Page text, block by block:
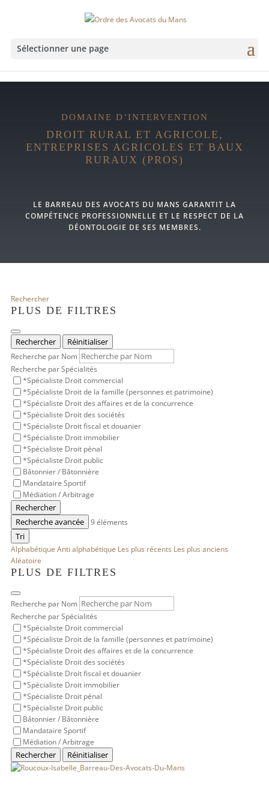
Sélectionner une page
DOMAINE D’INTERVENTION
DROIT RURAL ET AGRICOLE,
ENTREPRISES AGRICOLES ET BAUX
RURAUX (PROS)
LE BARREAU DES AVOCATS DU MANS GARANTIT LA
COMPÉTENCE PROFESSIONNELLE ET LE RESPECT DE LA
DÉONTOLOGIE DE SES MEMBRES.
Rechercher
PLUS DE FILTRES
Rechercher Réinitialiser
Recherche par Nom
Recherche par Spécialités
*Spécialiste Droit commercial
*Spécialiste Droit de la famille (personnes et patrimoine)
*Spécialiste Droit des affaires et de la concurrence
*Spécialiste Droit des sociétés
*Spécialiste Droit fiscal et douanier
*Spécialiste Droit immobilier
*Spécialiste Droit pénal
*Spécialiste Droit public
Bâtonnier / Bâtonnière
Mandataire Sportif
Médiation / Arbitrage
Rechercher
Recherche avancée
9éléments
Tri
Alphabétique Anti alphabétique Les plus récents Les plus anciens
Aléatoire
PLUS DE FILTRES
Recherche par Nom
Recherche par Spécialités
*Spécialiste Droit commercial
*Spécialiste Droit de la famille (personnes et patrimoine)
*Spécialiste Droit des affaires et de la concurrence
*Spécialiste Droit des sociétés
*Spécialiste Droit fiscal et douanier
*Spécialiste Droit immobilier
*Spécialiste Droit pénal
*Spécialiste Droit public
Bâtonnier / Bâtonnière
Mandataire Sportif
Médiation / Arbitrage
Rechercher Réinitialiser